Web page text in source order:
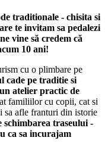
traditionale - chisita si
te invitam sa pedalezi
vine să credem că
10 ani!
cu o plimbare pe
cade pe traditie si
atelier practic de
familiilor cu copii, cat si
sa afle franturi din istorie
schimbarea traseului -
ca sa incurajam